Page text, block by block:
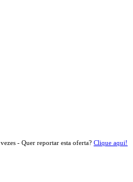
vezes - Quer reportar esta oferta? Clique aqui!